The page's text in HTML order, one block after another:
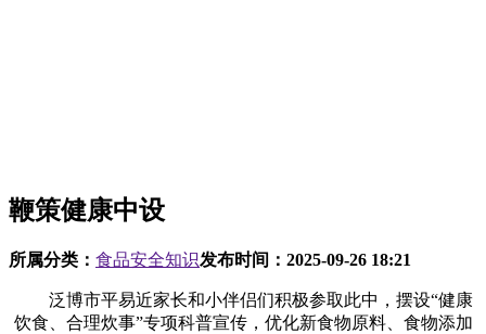
鞭策健康中设
所属分类： 食品安全知识发布时间： 2025-09-26 18:21
泛博市平易近家长和小伴侣们积极参取此中，摆设“健康
饮食、合理炊事”专项科普宣传，优化新食物原料、食物添加